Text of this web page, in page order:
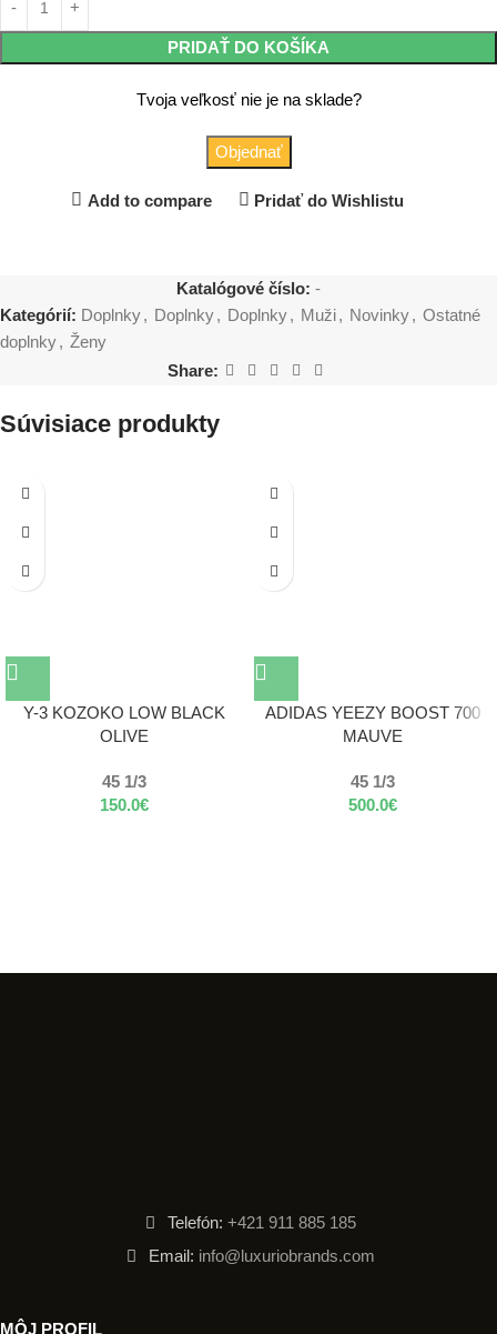
PRIDAŤ DO KOŠÍKA
Tvoja veľkosť nie je na sklade?
Objednať
Add to compare Pridať do Wishlistu
Katalógové číslo: -
Kategórií: Doplnky, Doplnky, Doplnky, Muži, Novinky, Ostatné
doplnky, Ženy
Share:
Súvisiace produkty
Y-3 KOZOKO LOW BLACK
OLIVE
45 1/3
150.0€
ADIDAS YEEZY BOOST 700
MAUVE
45 1/3
500.0€
Telefón: +421 911 885 185
Email: info@luxuriobrands.com
MÔJ PROFIL